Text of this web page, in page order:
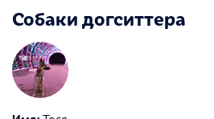
Собаки догситтера